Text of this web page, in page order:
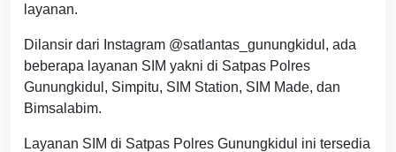
layanan.
Dilansir dari Instagram @satlantas_gunungkidul, ada
beberapa layanan SIM yakni di Satpas Polres
Gunungkidul, Simpitu, SIM Station, SIM Made, dan
Bimsalabim.
Layanan SIM di Satpas Polres Gunungkidul ini tersedia